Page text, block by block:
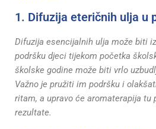
1. Difuzija eteričnih ulja u
Difuzija esencijalnih ulja može biti
podršku djeci tijekom početka
školske godine može biti vrlo
Važno je pružiti im podršku i
ritam, a upravo će aromaterapija tu
rezultate.